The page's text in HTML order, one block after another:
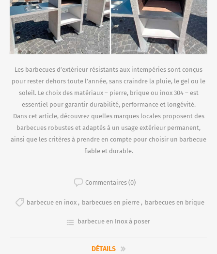
Les barbecues d’extérieur résistants aux intempéries sont conçus
pour rester dehors toute l’année, sans craindre la pluie, le gel ou le
soleil. Le choix des matériaux – pierre, brique ou inox 304 – est
essentiel pour garantir durabilité, performance et longévité.
Dans cet article, découvrez quelles marques locales proposent des
barbecues robustes et adaptés à un usage extérieur permanent,
ainsi que les critères à prendre en compte pour choisir un barbecue
fiable et durable.
Commentaires (0)
barbecue en inox , barbecues en pierre , barbecues en brique
barbecue en Inox à poser
DÉTAILS